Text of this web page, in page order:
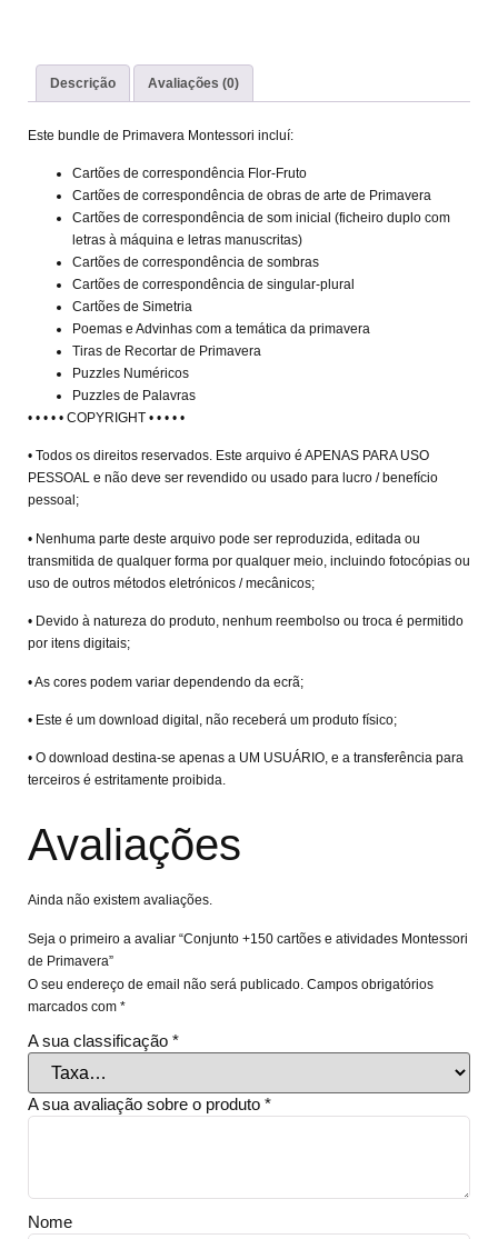
Descrição Avaliações (0)
Este bundle de Primavera Montessori incluí:
Cartões de correspondência Flor-Fruto
Cartões de correspondência de obras de arte de Primavera
Cartões de correspondência de som inicial (ficheiro duplo com
letras à máquina e letras manuscritas)
Cartões de correspondência de sombras
Cartões de correspondência de singular-plural
Cartões de Simetria
Poemas e Advinhas com a temática da primavera
Tiras de Recortar de Primavera
Puzzles Numéricos
Puzzles de Palavras
• • • • • COPYRIGHT • • • • •
• Todos os direitos reservados. Este arquivo é APENAS PARA USO
PESSOAL e não deve ser revendido ou usado para lucro / benefício
pessoal;
• Nenhuma parte deste arquivo pode ser reproduzida, editada ou
transmitida de qualquer forma por qualquer meio, incluindo fotocópias ou
uso de outros métodos eletrónicos / mecânicos;
• Devido à natureza do produto, nenhum reembolso ou troca é permitido
por itens digitais;
• As cores podem variar dependendo da ecrã;
• Este é um download digital, não receberá um produto físico;
• O download destina-se apenas a UM USUÁRIO, e a transferência para
terceiros é estritamente proibida.
Avaliações
Ainda não existem avaliações.
Seja o primeiro a avaliar “Conjunto +150 cartões e atividades Montessori
de Primavera”
O seu endereço de email não será publicado. Campos obrigatórios
marcados com *
A sua classificação *
A sua avaliação sobre o produto *
Nome